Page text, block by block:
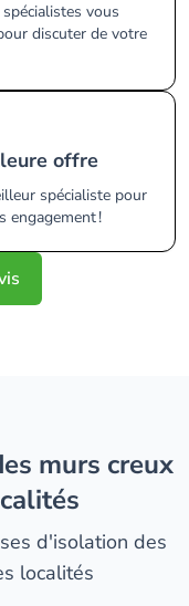
vous
discuter de votre
offre
spécialiste pour
engagement !
d'isolation des
localités